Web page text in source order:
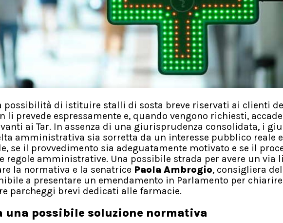
possibilità di istituire stalli di sosta breve riservati ai clienti
li prevede espressamente e, quando vengono richiesti,
ai Tar. In assenza di una giurisprudenza consolidata, i
amministrativa sia sorretta da un interesse pubblico reale
se il provvedimento sia adeguatamente motivato e se il
regole amministrative. Una possibile strada per avere un via
la normativa e la senatrice Paola Ambrogio, consigliera
a presentare un emendamento in Parlamento per
parcheggi brevi dedicati alle farmacie.
una possibile soluzione normativa